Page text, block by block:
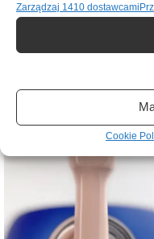
Zarządzaj 1410 dostawcami
Cookie
Opinie (0)
Podobne produkty